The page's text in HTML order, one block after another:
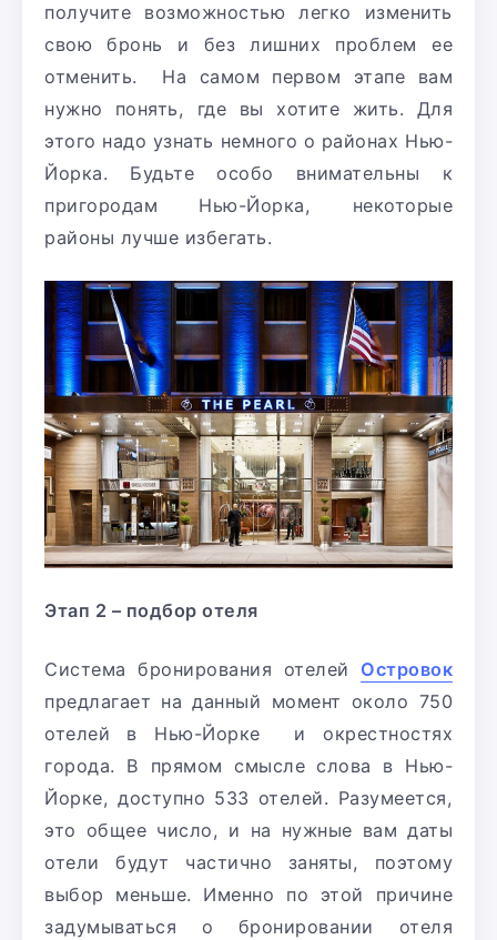
получите возможностью легко изменить
свою бронь и без лишних проблем ее
отменить. На самом первом этапе вам
нужно понять, где вы хотите жить. Для
этого надо узнать немного о районах Нью-
Йорка. Будьте особо внимательны к
пригородам Нью-Йорка, некоторые
районы лучше избегать.
Этап 2 – подбор отеля
Система бронирования отелей Островок
предлагает на данный момент около 750
отелей в Нью-Йорке и окрестностях
города. В прямом смысле слова в Нью-
Йорке, доступно 533 отелей. Разумеется,
это общее число, и на нужные вам даты
отели будут частично заняты, поэтому
выбор меньше. Именно по этой причине
задумываться о бронировании отеля